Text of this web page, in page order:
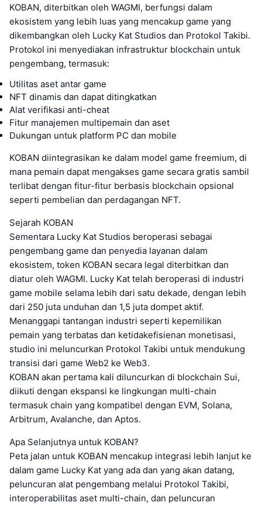
KOBAN, diterbitkan oleh WAGMI, berfungsi dalam
ekosistem yang lebih luas yang mencakup game yang
dikembangkan oleh Lucky Kat Studios dan Protokol Takibi.
Protokol ini menyediakan infrastruktur blockchain untuk
pengembang, termasuk:
Utilitas aset antar game
NFT dinamis dan dapat ditingkatkan
Alat verifikasi anti-cheat
Fitur manajemen multipemain dan aset
Dukungan untuk platform PC dan mobile
KOBAN diintegrasikan ke dalam model game freemium, di
mana pemain dapat mengakses game secara gratis sambil
terlibat dengan fitur-fitur berbasis blockchain opsional
seperti pembelian dan perdagangan NFT.
Sejarah KOBAN
Sementara Lucky Kat Studios beroperasi sebagai
pengembang game dan penyedia layanan dalam
ekosistem, token KOBAN secara legal diterbitkan dan
diatur oleh WAGMI. Lucky Kat telah beroperasi di industri
game mobile selama lebih dari satu dekade, dengan lebih
dari 250 juta unduhan dan 1,5 juta dompet aktif.
Menanggapi tantangan industri seperti kepemilikan
pemain yang terbatas dan ketidakefisienan monetisasi,
studio ini meluncurkan Protokol Takibi untuk mendukung
transisi dari game Web2 ke Web3.
KOBAN akan pertama kali diluncurkan di blockchain Sui,
diikuti dengan ekspansi ke lingkungan multi-chain
termasuk chain yang kompatibel dengan EVM, Solana,
Arbitrum, Avalanche, dan Aptos.
Apa Selanjutnya untuk KOBAN?
Peta jalan untuk KOBAN mencakup integrasi lebih lanjut ke
dalam game Lucky Kat yang ada dan yang akan datang,
peluncuran alat pengembang melalui Protokol Takibi,
interoperabilitas aset multi-chain, dan peluncuran